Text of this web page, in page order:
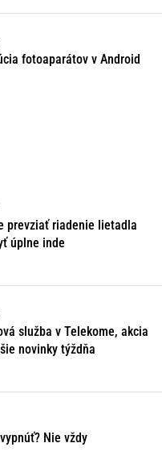
fotoaparátov v Android
prevziať riadenie lietadla
úplne inde
služba v Telekome, akcia
novinky týždňa
Nie vždy